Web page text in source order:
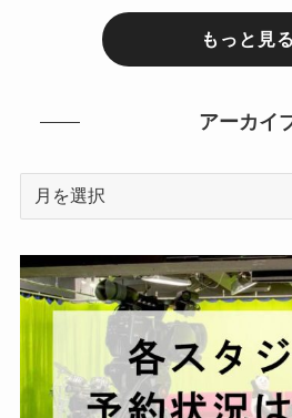
もっと見る
アーカイ
イ
ブ